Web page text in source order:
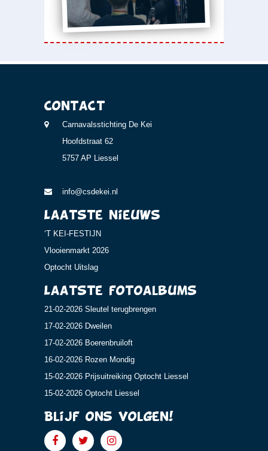
Contact
Carnavalsstichting De Kei
Hoofdstraat 62
5757 AP Liessel
info@csdekei.nl
Laatste nieuws
‘T KEI-FESTIJN
Vlooienmarkt 2026
Optocht Uitslag
Laatste fotoalbums
21-02-2026 Sleutel terugbrengen
17-02-2026 Dweilen
17-02-2026 Boerenbruiloft
16-02-2026 Rozen Mondig
15-02-2026 Prijsuitreiking Optocht Liessel
15-02-2026 Optocht Liessel
Blijf ons volgen!